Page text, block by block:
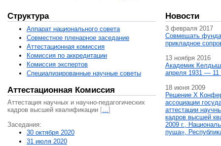
Структура
Аппарат национального совета
Совместное пленарное заседание
Аттестационная комисcия
Комиссия по аккредитации
Комиссия экспертов
Специализированные научные советы
Аттестационная Комиссия
Аттестация научных и научно-педагогических
кадров высшей квалификации […]
Заседания:
30 октября 2020
31 июля 2020
Новости
3 февраля 2017
Совмещать
прикладное
13 ноября 2016
Академик
апреля 1931 — 11
18 июня 2009
Решение X
ассоциации
аттестации
кадров высшей
2009 г.,
пуща»,